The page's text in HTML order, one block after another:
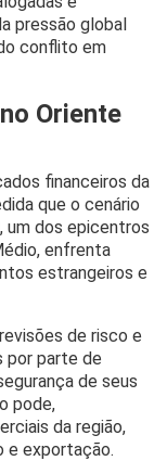
pressão global
conflito em
Oriente
financeiros da
que o cenário
um dos epicentros
enfrenta
estrangeiros e
de risco e
por parte de
de seus
pode,
da região,
e exportação.